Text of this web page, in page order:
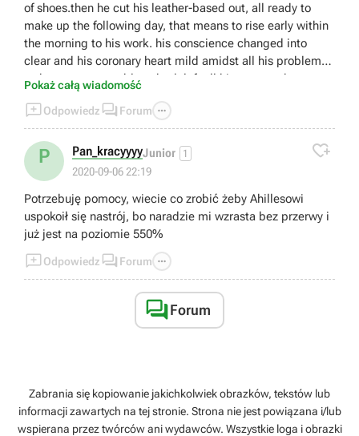
of shoes.then he cut his leather-based out, all ready to
make up the following day, that means to rise early within
the morning to his work. his conscience changed into
clear and his coronary heart mild amidst all his problems;
so he went peaceably to bed, left all his cares to heaven,
and soon fell asleep. [link]
Pokaż całą wiadomość
Odpowiedz  Forum 
P Pan_kracyyyyJunior 1
2020-09-06 22:19

Potrzebuję pomocy, wiecie co zrobić żeby Ahillesowi
uspokoił się nastrój, bo naradzie mi wzrasta bez przerwy i
już jest na poziomie 550%
Odpowiedz  Forum 
Forum
Zabrania się kopiowanie jakichkolwiek obrazków, tekstów lub
informacji zawartych na tej stronie. Strona nie jest powiązana i/lub
wspierana przez twórców ani wydawców. Wszystkie loga i obrazki